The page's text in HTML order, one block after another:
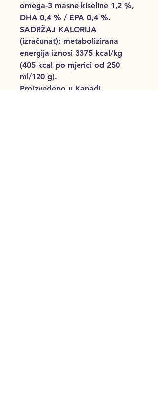
omega-3 masne kiseline 1,2 %,
DHA 0,4 % / EPA 0,4 %.
SADRŽAJ KALORIJA
(izračunat): metabolizirana
energija iznosi 3375 kcal/kg
(405 kcal po mjerici od 250
ml/120 g).
Proizvedeno u Kanadi.